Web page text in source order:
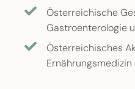
Österreichische
Gastroenterologie
Österreichisches
Ernährungsmedizin